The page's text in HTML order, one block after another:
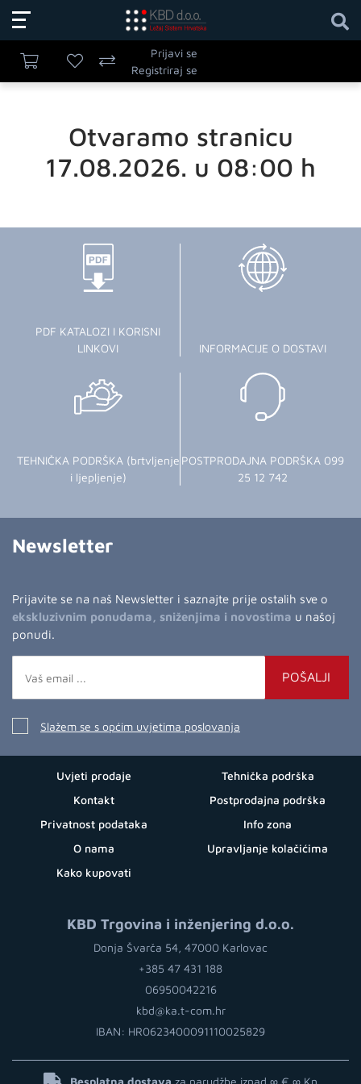
Prijavi se
Registriraj se
Otvaramo stranicu
17.08.2026. u 08:00 h
PDF KATALOZI I KORISNI
LINKOVI
INFORMACIJE O DOSTAVI
TEHNIČKA PODRŠKA (brtvljenje
i ljepljenje)
POSTPRODAJNA PODRŠKA 099
25 12 742
Newsletter
Prijavite se na naš Newsletter i saznajte prije ostalih sve o
ekskluzivnim ponudama, sniženjima i novostima u našoj
ponudi.
POŠALJI
Slažem se s općim uvjetima poslovanja
Uvjeti prodaje
Kontakt
Privatnost podataka
O nama
Kako kupovati
Tehnička podrška
Postprodajna podrška
Info zona
Upravljanje kolačićima
KBD Trgovina i inženjering d.o.o.
Donja Švarča 54, 47000 Karlovac
+385 47 431 188
06950042216
kbd@ka.t-com.hr
IBAN: HR0623400091110025829
Besplatna dostava za narudžbe iznad ∞ € ∞ Kn